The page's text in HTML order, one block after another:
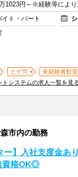
1023円～※経験等により
イト・パート
ヒゲ可 未経験者歓迎
システムの求人一覧を見
市内の勤務
ー】入社支度金
資格OK◎